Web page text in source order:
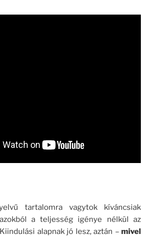
tartalomra vagytok kíváncsiak
a teljesség igénye nélkül az
alapnak jó lesz, aztán – mivel